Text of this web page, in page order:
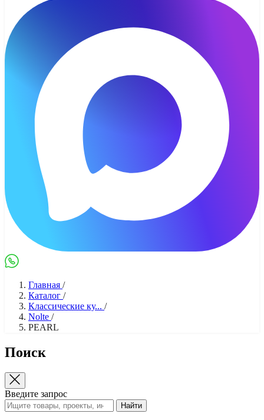
MaxWhatsApp
Главная /
Каталог /
Классические ку... /
Nolte /
PEARL
Поиск
Введите запрос
Найти